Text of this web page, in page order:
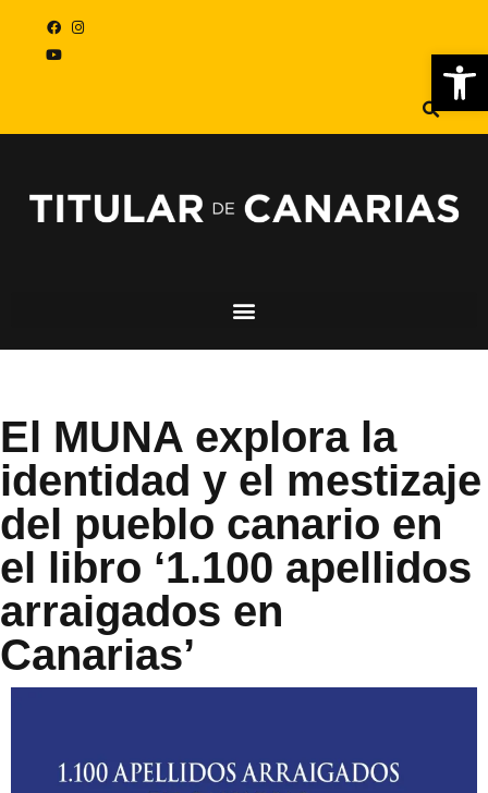
El MUNA explora la
identidad y el mestizaje
del pueblo canario en
el libro ‘1.100 apellidos
arraigados en
Canarias’